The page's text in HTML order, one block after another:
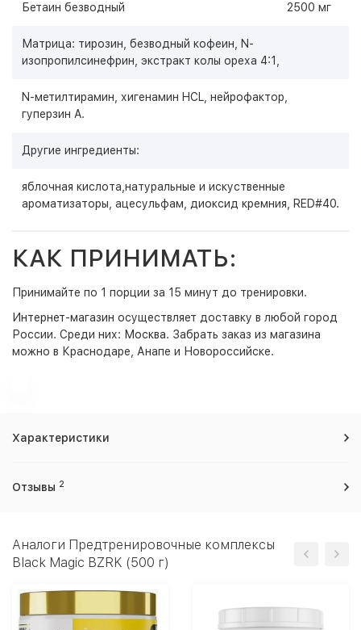
Бетаин безводный 2500 мг
Матрица: тирозин, безводный кофеин, N-
изопропилсинефрин, экстракт колы ореха 4:1,
N-метилтирамин, хигенамин HCL, нейрофактор,
гуперзин A.
Другие ингредиенты:
яблочная кислота,натуральные и искуственные
ароматизаторы, ацесульфам, диоксид кремния, RED#40.
КАК ПРИНИМАТЬ:
Принимайте по 1 порции за 15 минут до тренировки.
Интернет-магазин осуществляет доставку в любой город
России. Среди них: Москва. Забрать заказ из магазина
можно в Краснодаре, Анапе и Новороссийске.
Характеристики
Отзывы 2
Аналоги Предтренировочные комплексы
Black Magic BZRK (500 г)